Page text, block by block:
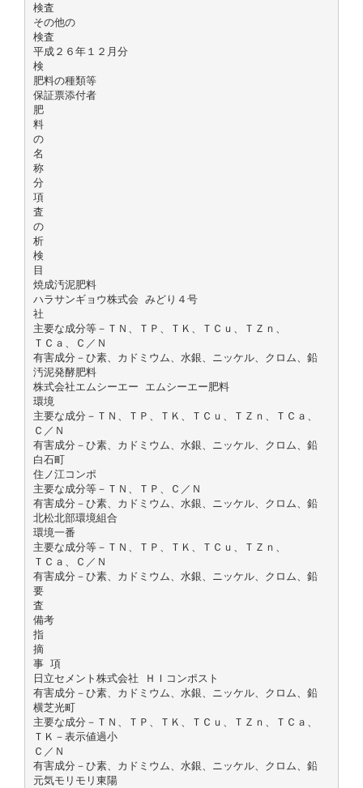
検査
その他の
検査
平成２６年１２月分
検
肥料の種類等
保証票添付者
肥
料
の
名
称
分
項
査
の
析
検
目
焼成汚泥肥料
ハラサンギョウ株式会 みどり４号
社
主要な成分等－ＴＮ、ＴＰ、ＴＫ、ＴＣｕ、ＴＺｎ、
ＴＣａ、Ｃ／Ｎ
有害成分－ひ素、カドミウム、水銀、ニッケル、クロム、鉛
汚泥発酵肥料
株式会社エムシーエー エムシーエー肥料
環境
主要な成分－ＴＮ、ＴＰ、ＴＫ、ＴＣｕ、ＴＺｎ、ＴＣａ、
Ｃ／Ｎ
有害成分－ひ素、カドミウム、水銀、ニッケル、クロム、鉛
白石町
住ノ江コンポ
主要な成分等－ＴＮ、ＴＰ、Ｃ／Ｎ
有害成分－ひ素、カドミウム、水銀、ニッケル、クロム、鉛
北松北部環境組合
環境一番
主要な成分等－ＴＮ、ＴＰ、ＴＫ、ＴＣｕ、ＴＺｎ、
ＴＣａ、Ｃ／Ｎ
有害成分－ひ素、カドミウム、水銀、ニッケル、クロム、鉛
要
査
備考
指
摘
事 項
日立セメント株式会社 ＨＩコンポスト
有害成分－ひ素、カドミウム、水銀、ニッケル、クロム、鉛
横芝光町
主要な成分－ＴＮ、ＴＰ、ＴＫ、ＴＣｕ、ＴＺｎ、ＴＣａ、
ＴＫ－表示値過小
Ｃ／Ｎ
有害成分－ひ素、カドミウム、水銀、ニッケル、クロム、鉛
元気モリモリ東陽